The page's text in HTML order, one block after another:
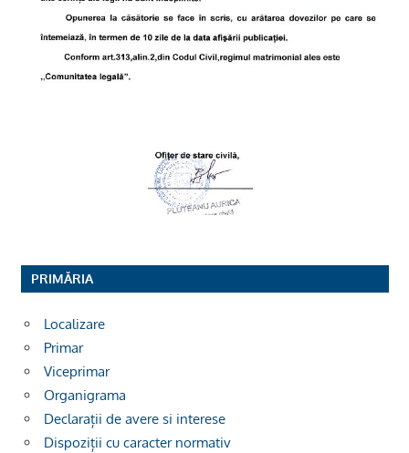
PRIMĂRIA
Localizare
Primar
Viceprimar
Organigrama
Declarații de avere si interese
Dispoziții cu caracter normativ